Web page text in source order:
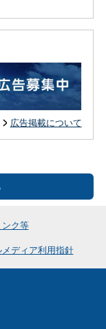
広告掲載について
ク等
ディア利用指針